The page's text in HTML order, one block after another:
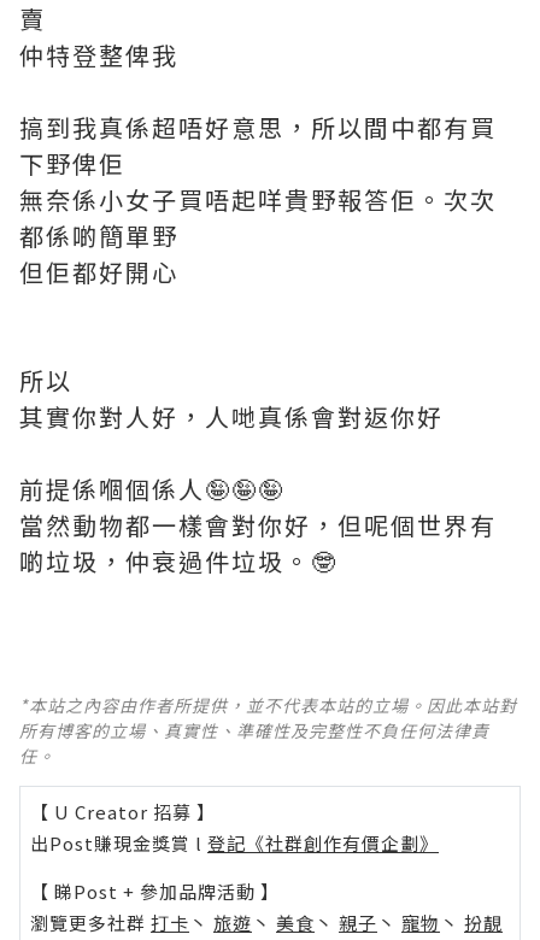
賣
仲特登整俾我
搞到我真係超唔好意思，所以間中都有買
下野俾佢
無奈係小女子買唔起咩貴野報答佢。次次
都係啲簡單野
但佢都好開心
所以
其實你對人好，人哋真係會對返你好
前提係嗰個係人🤪🤪🤪
當然動物都一樣會對你好，但呢個世界有
啲垃圾，仲衰過件垃圾。🤓
*本站之內容由作者所提供，並不代表本站的立場。因此本站對
所有博客的立場、真實性、準確性及完整性不負任何法律責
任。
【 U Creator 招募 】
出Post賺現金獎賞 l 登記《社群創作有價企劃》
【 睇Post + 參加品牌活動 】
瀏覽更多社群 打卡 丶 旅遊 丶 美食 丶 親子 丶 寵物 丶 扮靚